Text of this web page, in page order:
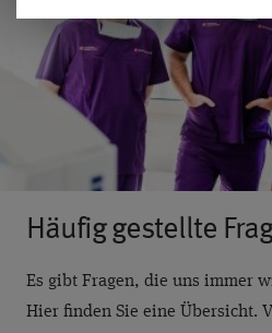
Häufig gestellte
Es gibt Fragen, die uns immer
Hier finden Sie eine Übersicht.